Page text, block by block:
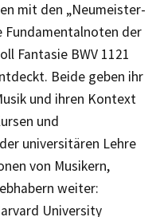
mit den „Neumeister-
Fundamentalnoten der
Fantasie BWV 1121
Beide geben ihr
und ihren Kontext
und
universitären Lehre
von Musikern,
weiter:
University